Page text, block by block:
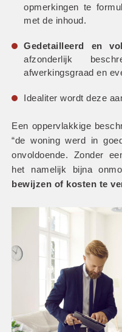
opmerkingen te
met de inhoud.
Gedetailleerd en
afzonderlijk
afwerkingsgraad en
Idealiter wordt deze
Een oppervlakkige
“de woning werd in
onvoldoende. Zonder
het namelijk bijna
bewijzen of kosten te